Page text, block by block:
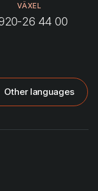
VÄXEL
26 44 00
Other languages
i ny flik)